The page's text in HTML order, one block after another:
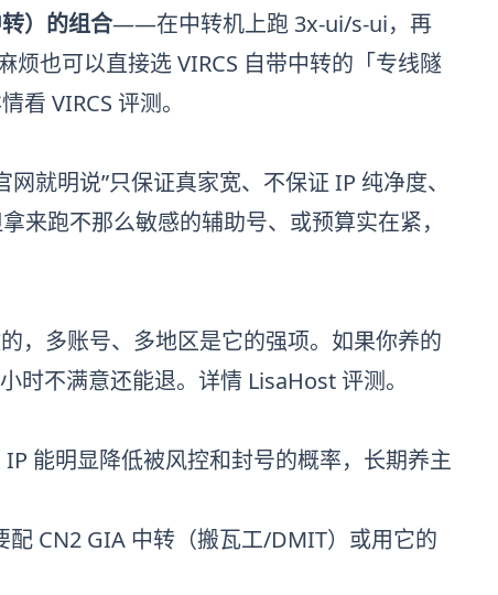
转）的组合——在中转机上跑 3x-ui/s-ui，再
烦也可以直接选 VIRCS 自带中转的「专线隧
看 VIRCS 评测。
就明说”只保证真家宽、不保证 IP 纯净度、
来跑不那么敏感的辅助号、或预算实在紧，
，多账号、多地区是它的强项。如果你养的
时不满意还能退。详情 LisaHost 评测。
能明显降低被风控和封号的概率，长期养主
配 CN2 GIA 中转（搬瓦工/DMIT）或用它的